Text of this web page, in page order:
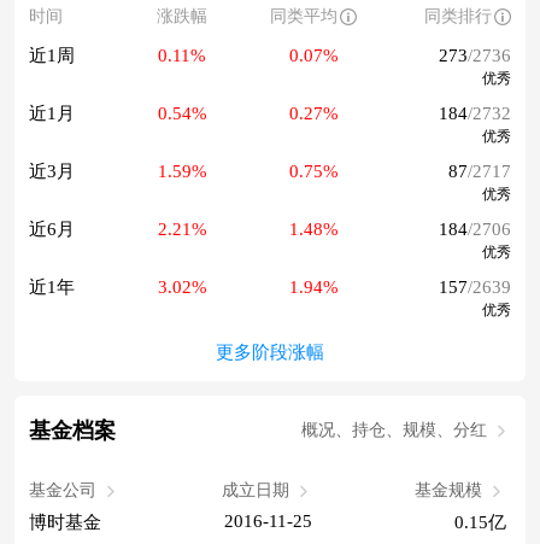
时间 涨跌幅 同类平均 同类排行
近1周 0.11% 0.07% 273/2736
优秀
近1月 0.54% 0.27% 184/2732
优秀
近3月 1.59% 0.75% 87/2717
优秀
近6月 2.21% 1.48% 184/2706
优秀
近1年 3.02% 1.94% 157/2639
优秀
更多阶段涨幅
基金档案 概况、持仓、规模、分红
基金公司
博时基金
成立日期
2016-11-25
基金规模
0.15亿